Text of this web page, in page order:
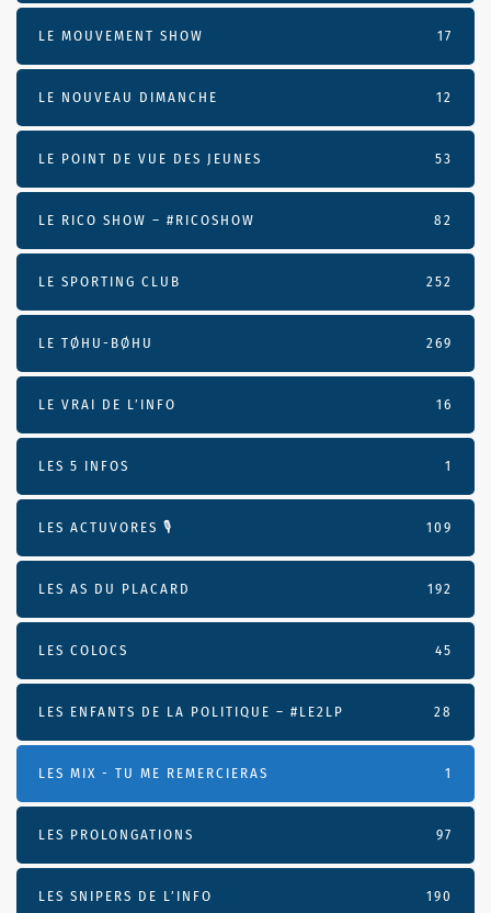
LE MOUVEMENT SHOW 17
LE NOUVEAU DIMANCHE 12
LE POINT DE VUE DES JEUNES 53
LE RICO SHOW – #RICOSHOW 82
LE SPORTING CLUB 252
LE TØHU-BØHU 269
LE VRAI DE L’INFO 16
LES 5 INFOS 1
LES ACTUVORES 🎙 109
LES AS DU PLACARD 192
LES COLOCS 45
LES ENFANTS DE LA POLITIQUE – #LE2LP 28
LES MIX - TU ME REMERCIERAS 1
LES PROLONGATIONS 97
LES SNIPERS DE L’INFO 190